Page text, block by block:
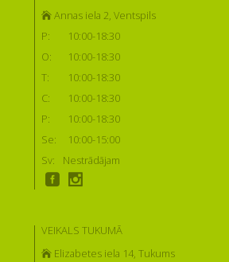
Annas iela 2, Ventspils
P:
10:00-18:30
O:
10:00-18:30
T:
10:00-18:30
C:
10:00-18:30
P:
10:00-18:30
Se:
10:00-15:00
Sv:
Nestrādājam
VEIKALS TUKUMĀ
Elizabetes iela 14, Tukums